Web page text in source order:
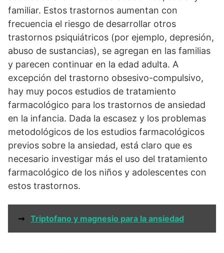
familiar. Estos trastornos aumentan con
frecuencia el riesgo de desarrollar otros
trastornos psiquiátricos (por ejemplo, depresión,
abuso de sustancias), se agregan en las familias
y parecen continuar en la edad adulta. A
excepción del trastorno obsesivo-compulsivo,
hay muy pocos estudios de tratamiento
farmacológico para los trastornos de ansiedad
en la infancia. Dada la escasez y los problemas
metodológicos de los estudios farmacológicos
previos sobre la ansiedad, está claro que es
necesario investigar más el uso del tratamiento
farmacológico de los niños y adolescentes con
estos trastornos.
➞ Triptofano y magnesio para la ansiedad